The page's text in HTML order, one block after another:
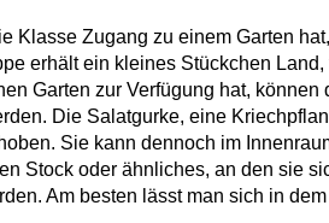
Klasse Zugang zu einem Garten
erhält ein kleines Stückchen
Garten zur Verfügung hat,
Die Salatgurke, eine
Sie kann dennoch im
Stock oder ähnliches, an den sie
Am besten lässt man sich in